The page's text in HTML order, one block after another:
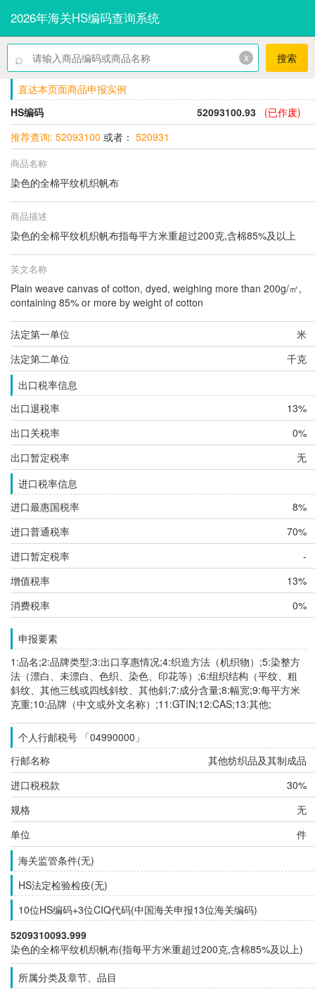
2026年海关HS编码查询系统
⌕ x 搜索
直达本页面商品申报实例
HS编码
52093100.93
(已作废)
推荐查询: 52093100 或者： 520931
商品名称
染色的全棉平纹机织帆布
商品描述
染色的全棉平纹机织帆布指每平方米重超过200克,含棉85%及以上
英文名称
Plain weave canvas of cotton, dyed, weighing more than 200g/㎡,
containing 85% or more by weight of cotton
法定第一单位
米
法定第二单位
千克
出口税率信息
出口退税率
13%
出口关税率
0%
出口暂定税率
无
进口税率信息
进口最惠国税率
8%
进口普通税率
70%
进口暂定税率
-
增值税率
13%
消费税率
0%
申报要素
1:品名;2:品牌类型;3:出口享惠情况;4:织造方法（机织物）;5:染整方
法（漂白、未漂白、色织、染色、印花等）;6:组织结构（平纹、粗
斜纹、其他三线或四线斜纹、其他斜;7:成分含量;8:幅宽;9:每平方米
克重;10:品牌（中文或外文名称）;11:GTIN;12:CAS;13:其他;
个人行邮税号 「04990000」
行邮名称
其他纺织品及其制成品
进口税税款
30%
规格
无
单位
件
海关监管条件(无)
HS法定检验检疫(无)
10位HS编码+3位CIQ代码(中国海关申报13位海关编码)
5209310093.999
染色的全棉平纹机织帆布(指每平方米重超过200克,含棉85%及以上)
所属分类及章节、品目